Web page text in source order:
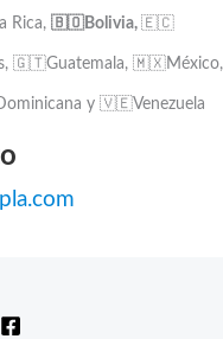
🇧🇴Bolivia, 🇪🇨
🇬🇹Guatemala, 🇲🇽México,
y 🇻🇪Venezuela